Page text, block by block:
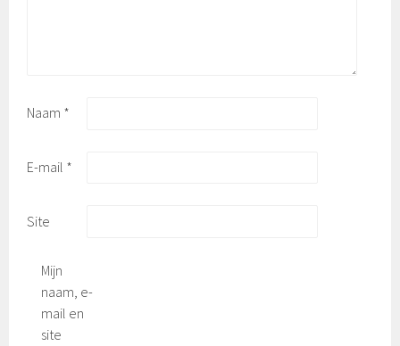
Naam *
E-mail *
Site
Mijn
naam, e-
mail en
site